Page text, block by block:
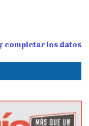
completar los datos